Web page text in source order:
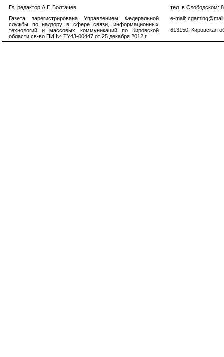
Гл. редактор А.Г. Болтачев
Газета зарегистрирована Управлением Федеральной
службы по надзору в сфере связи, информационных
технологий и массовых коммуникаций по Кировской
области св-во ПИ № ТУ43-00447 от 25 декабря 2012 г.
тел. в Слободском:
e-mail:
613150, Кировская